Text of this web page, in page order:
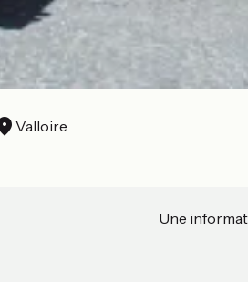
Valloire
Une